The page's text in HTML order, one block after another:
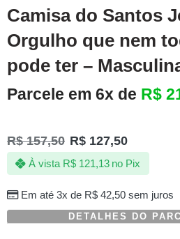
Camisa do Santos
Orgulho que nem
pode ter –
Parcele em 6x de R$
R$157,50 R$ 127,50
Em até 3x de R$42,50sem juros
À vista R$121,13 no Pix
DETALHES DO